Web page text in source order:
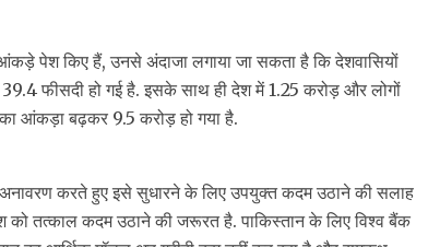
पेश किए हैं, उनसे अंदाजा लगाया जा सकता है कि देशवासियों
फीसदी हो गई है. इसके साथ ही देश में 1.25 करोड़ और लोगों
आंकड़ा बढ़कर 9.5 करोड़ हो गया है.
अनावरण करते हुए इसे सुधारने के लिए उपयुक्त कदम उठाने की सलाह
को तत्काल कदम उठाने की जरूरत है. पाकिस्तान के लिए विश्व बैंक